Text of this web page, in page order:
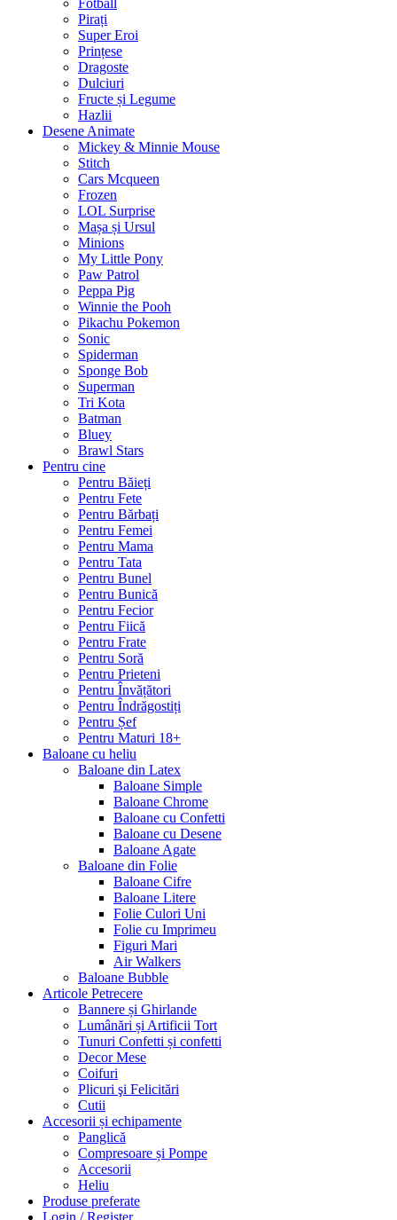
Fotball
Pirați
Super Eroi
Prințese
Dragoste
Dulciuri
Fructe și Legume
Hazlii
Desene Animate
Mickey & Minnie Mouse
Stitch
Cars Mcqueen
Frozen
LOL Surprise
Mașa și Ursul
Minions
My Little Pony
Paw Patrol
Peppa Pig
Winnie the Pooh
Pikachu Pokemon
Sonic
Spiderman
Sponge Bob
Superman
Tri Kota
Batman
Bluey
Brawl Stars
Pentru cine
Pentru Băieți
Pentru Fete
Pentru Bărbați
Pentru Femei
Pentru Mama
Pentru Tata
Pentru Bunel
Pentru Bunică
Pentru Fecior
Pentru Fiică
Pentru Frate
Pentru Soră
Pentru Prieteni
Pentru Învățători
Pentru Îndrăgostiți
Pentru Șef
Pentru Maturi 18+
Baloane cu heliu
Baloane din Latex
Baloane Simple
Baloane Chrome
Baloane cu Confetti
Baloane cu Desene
Baloane Agate
Baloane din Folie
Baloane Cifre
Baloane Litere
Folie Culori Uni
Folie cu Imprimeu
Figuri Mari
Air Walkers
Baloane Bubble
Articole Petrecere
Bannere și Ghirlande
Lumânări și Artificii Tort
Tunuri Confetti și confetti
Decor Mese
Coifuri
Plicuri şi Felicitări
Cutii
Accesorii și echipamente
Panglică
Compresoare și Pompe
Accesorii
Heliu
Produse preferate